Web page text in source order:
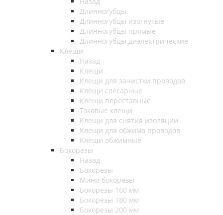
Длинногубцы
Длинногубцы изогнутые
Длинногубцы прямые
Длинногубцы диэлектрические
Клещи
Назад
Клещи
Клещи для зачистки проводов
Клещи слесарные
Клещи переставные
Токовые клещи
Клещи для снятия изоляции
Клещи для обжима проводов
Клещи обжимные
Бокорезы
Назад
Бокорезы
Мини бокорезы
Бокорезы 160 мм
Бокорезы 180 мм
Бокорезы 200 мм